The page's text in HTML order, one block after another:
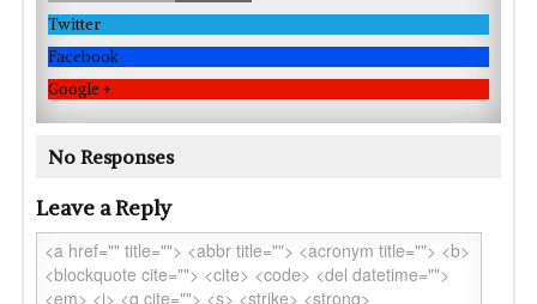
Twitter
Facebook
Google +
No Responses
Leave a Reply